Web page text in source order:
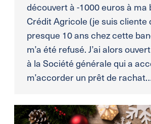
découvert à -1000 euros à ma
Crédit Agricole (je suis cliente
presque 10 ans chez cette
m’a été refusé. J’ai alors
à la Société générale qui a
m’accorder un prêt de